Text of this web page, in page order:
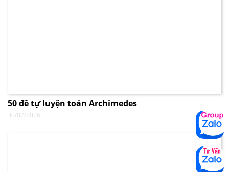
50 đề tự luyện toán Archimedes
30/07/2026